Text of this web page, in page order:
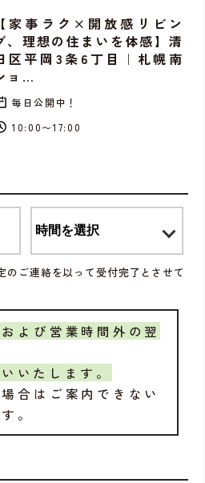
【家事ラク×開放感リビン
、理想の住まいを体感】清
区平岡3条6丁目｜札幌南
ョ…
毎日公開中！
10:00〜17:00
ご連絡を以って受付完了とさせて
よび営業時間外の翌
いたします。
合はご案内できない
。